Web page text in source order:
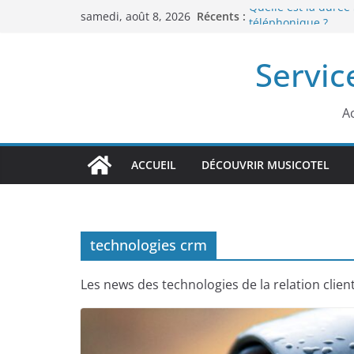
samedi, août 8, 2026 Récents : Quelle est la durée
téléphonique
Accueil
Accueil
Est-ce qu’on
de l’expérience
ACCUEIL DÉCOUVRIR MUSICOTEL
technologies crm
Les news des technologies de la relation